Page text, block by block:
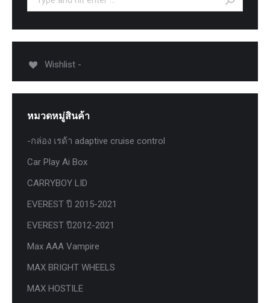
Wishlist -
หมวดหมู่สินค้า
-กล่อง เรด้า adaptive cruise control
Car Play Ai Box
CARRYBOY LID
EVEREST ปี 2015-2021
EVEREST ปี2012-2021
Max AAA Vampire
MAX BRIGHT WHEELS
MAX HOSTILE